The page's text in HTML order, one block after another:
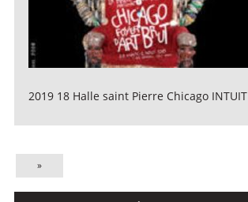
2019 18 Halle saint Pierre Chicago INTUIT
»